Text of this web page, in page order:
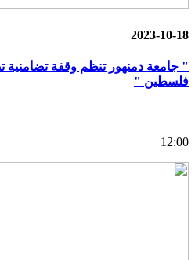
2023-10-18
" جامعة دمنهور تنظم وقفة تضامنية
فلسطين "
12:00